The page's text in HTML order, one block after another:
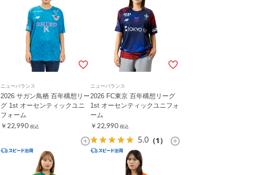
ニューバランス
2026 サガン鳥栖 百年構想リー
グ 1st オーセンティックユニ
フォーム
￥22,990 税込
ニューバランス
2026 FC東京 百年構想リーグ
1st オーセンティックユニフォ
ーム
￥22,990 税込
5.0 （1）